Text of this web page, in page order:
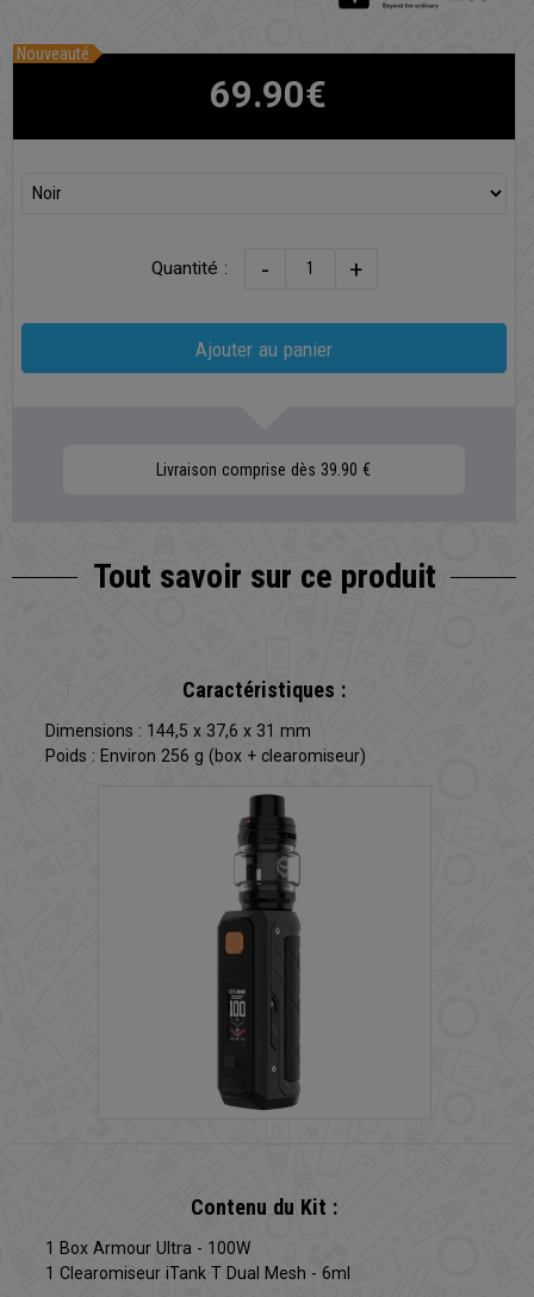
Nouveauté
69.90€
Quantité : - +
Ajouter au panier
Livraison comprise dès 39.90 €
Tout savoir sur ce produit
Caractéristiques :
Dimensions : 144,5 x 37,6 x 31 mm
Poids : Environ 256 g (box + clearomiseur)
Contenu du Kit :
1 Box Armour Ultra - 100W
1 Clearomiseur iTank T Dual Mesh - 6ml